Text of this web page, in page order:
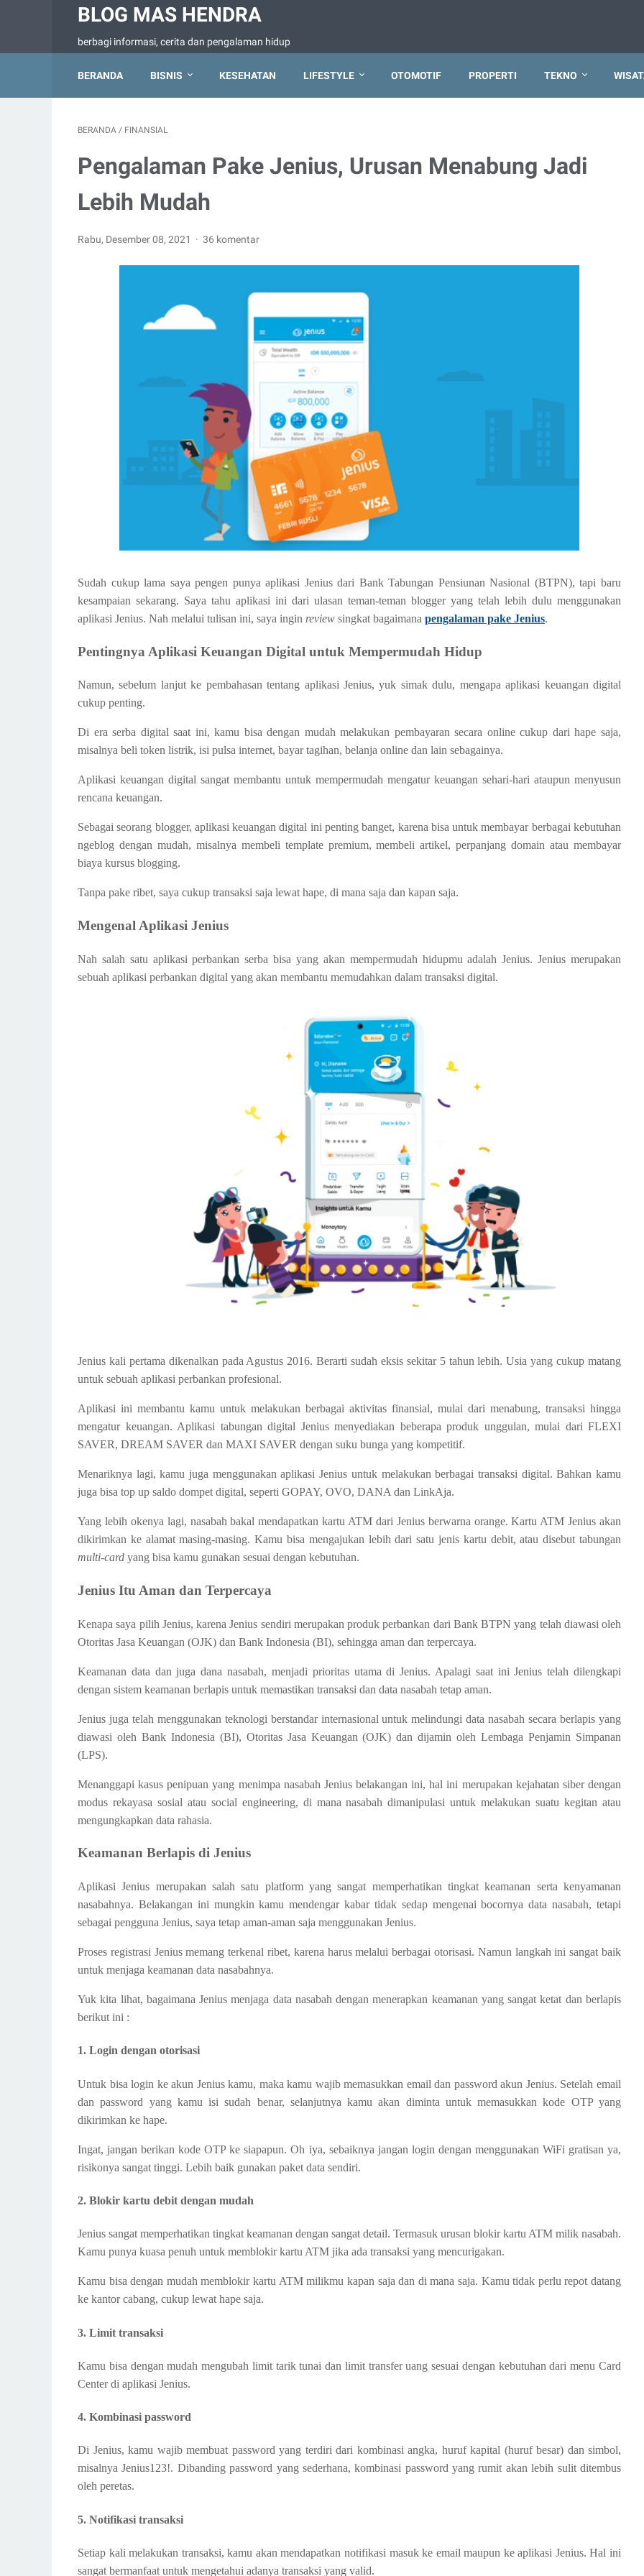
BLOG MAS HENDRA
berbagi informasi, cerita dan pengalaman hidup
BERANDA BISNIS KESEHATAN LIFESTYLE OTOMOTIF PROPERTI TEKNO
BERANDA / FINANSIAL
Pengalaman Pake Jenius, Urusan Menabung Jadi
Lebih Mudah
Rabu, Desember 08, 2021 36 komentar
Sudah cukup lama saya pengen punya aplikasi Jenius dari Bank Tabungan Pensiunan Nasional (BTPN), tapi baru
kesampaian sekarang. Saya tahu aplikasi ini dari ulasan teman-teman blogger yang telah lebih dulu menggunakan
aplikasi Jenius. Nah melalui tulisan ini, saya ingin review singkat bagaimana pengalaman pake Jenius.
Pentingnya Aplikasi Keuangan Digital untuk Mempermudah Hidup
Namun, sebelum lanjut ke pembahasan tentang aplikasi Jenius, yuk simak dulu, mengapa aplikasi keuangan digital
cukup penting.
Di era serba digital saat ini, kamu bisa dengan mudah melakukan pembayaran secara online cukup dari hape saja,
misalnya beli token listrik, isi pulsa internet, bayar tagihan, belanja online dan lain sebagainya.
Aplikasi keuangan digital sangat membantu untuk mempermudah mengatur keuangan sehari-hari ataupun menyusun
rencana keuangan.
Sebagai seorang blogger, aplikasi keuangan digital ini penting banget, karena bisa untuk membayar berbagai kebutuhan
ngeblog dengan mudah, misalnya membeli template premium, membeli artikel, perpanjang domain atau membayar
biaya kursus blogging.
Tanpa pake ribet, saya cukup transaksi saja lewat hape, di mana saja dan kapan saja.
Mengenal Aplikasi Jenius
Nah salah satu aplikasi perbankan serba bisa yang akan mempermudah hidupmu adalah Jenius. Jenius merupakan
sebuah aplikasi perbankan digital yang akan membantu memudahkan dalam transaksi digital.
Jenius kali pertama dikenalkan pada Agustus 2016. Berarti sudah eksis sekitar 5 tahun lebih. Usia yang cukup matang
untuk sebuah aplikasi perbankan profesional.
Aplikasi ini membantu kamu untuk melakukan berbagai aktivitas finansial, mulai dari menabung, transaksi hingga
mengatur keuangan. Aplikasi tabungan digital Jenius menyediakan beberapa produk unggulan, mulai dari FLEXI
SAVER, DREAM SAVER dan MAXI SAVER dengan suku bunga yang kompetitif.
Menariknya lagi, kamu juga menggunakan aplikasi Jenius untuk melakukan berbagai transaksi digital. Bahkan kamu
juga bisa top up saldo dompet digital, seperti GOPAY, OVO, DANA dan LinkAja.
Yang lebih okenya lagi, nasabah bakal mendapatkan kartu ATM dari Jenius berwarna orange. Kartu ATM Jenius akan
dikirimkan ke alamat masing-masing. Kamu bisa mengajukan lebih dari satu jenis kartu debit, atau disebut tabungan
multi-card yang bisa kamu gunakan sesuai dengan kebutuhan.
Jenius Itu Aman dan Terpercaya
Kenapa saya pilih Jenius, karena Jenius sendiri merupakan produk perbankan dari Bank BTPN yang telah diawasi oleh
Otoritas Jasa Keuangan (OJK) dan Bank Indonesia (BI), sehingga aman dan terpercaya.
Keamanan data dan juga dana nasabah, menjadi prioritas utama di Jenius. Apalagi saat ini Jenius telah dilengkapi
dengan sistem keamanan berlapis untuk memastikan transaksi dan data nasabah tetap aman.
Jenius juga telah menggunakan teknologi berstandar internasional untuk melindungi data nasabah secara berlapis yang
diawasi oleh Bank Indonesia (BI), Otoritas Jasa Keuangan (OJK) dan dijamin oleh Lembaga Penjamin Simpanan
(LPS).
Menanggapi kasus penipuan yang menimpa nasabah Jenius belakangan ini, hal ini merupakan kejahatan siber dengan
modus rekayasa sosial atau social engineering, di mana nasabah dimanipulasi untuk melakukan suatu kegitan atau
mengungkapkan data rahasia.
Keamanan Berlapis di Jenius
Aplikasi Jenius merupakan salah satu platform yang sangat memperhatikan tingkat keamanan serta kenyamanan
nasabahnya. Belakangan ini mungkin kamu mendengar kabar tidak sedap mengenai bocornya data nasabah, tetapi
sebagai pengguna Jenius, saya tetap aman-aman saja menggunakan Jenius.
Proses registrasi Jenius memang terkenal ribet, karena harus melalui berbagai otorisasi. Namun langkah ini sangat baik
untuk menjaga keamanan data nasabahnya.
Yuk kita lihat, bagaimana Jenius menjaga data nasabah dengan menerapkan keamanan yang sangat ketat dan berlapis
berikut ini :
1. Login dengan otorisasi
Untuk bisa login ke akun Jenius kamu, maka kamu wajib memasukkan email dan password akun Jenius. Setelah email
dan password yang kamu isi sudah benar, selanjutnya kamu akan diminta untuk memasukkan kode OTP yang
dikirimkan ke hape.
Ingat, jangan berikan kode OTP ke siapapun. Oh iya, sebaiknya jangan login dengan menggunakan WiFi gratisan ya,
risikonya sangat tinggi. Lebih baik gunakan paket data sendiri.
2. Blokir kartu debit dengan mudah
Jenius sangat memperhatikan tingkat keamanan dengan sangat detail. Termasuk urusan blokir kartu ATM milik nasabah.
Kamu punya kuasa penuh untuk memblokir kartu ATM jika ada transaksi yang mencurigakan.
Kamu bisa dengan mudah memblokir kartu ATM milikmu kapan saja dan di mana saja. Kamu tidak perlu repot datang
ke kantor cabang, cukup lewat hape saja.
3. Limit transaksi
Kamu bisa dengan mudah mengubah limit tarik tunai dan limit transfer uang sesuai dengan kebutuhan dari menu Card
Center di aplikasi Jenius.
4. Kombinasi password
Di Jenius, kamu wajib membuat password yang terdiri dari kombinasi angka, huruf kapital (huruf besar) dan simbol,
misalnya Jenius123!. Dibanding password yang sederhana, kombinasi password yang rumit akan lebih sulit ditembus
oleh peretas.
5. Notifikasi transaksi
Setiap kali melakukan transaksi, kamu akan mendapatkan notifikasi masuk ke email maupun ke aplikasi Jenius. Hal ini
sangat bermanfaat untuk mengetahui adanya transaksi yang valid.